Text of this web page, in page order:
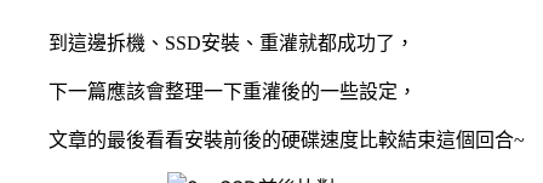
到這邊拆機、 SSD安裝、重灌就都成功了，
下一篇應該會整理一下重灌後的一些設定，
文章的最後看看安裝前後的硬碟速度比較結束這個回合~